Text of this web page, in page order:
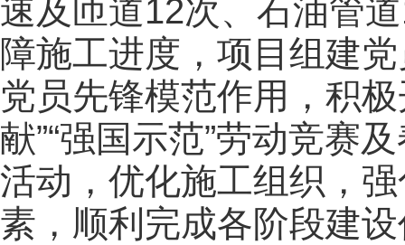
速及匝道12次、石油管
障施工进度，项目组建
党员先锋模范作用，积
献”“强国示范”劳动竞赛
活动，优化施工组织，
素，顺利完成各阶段建